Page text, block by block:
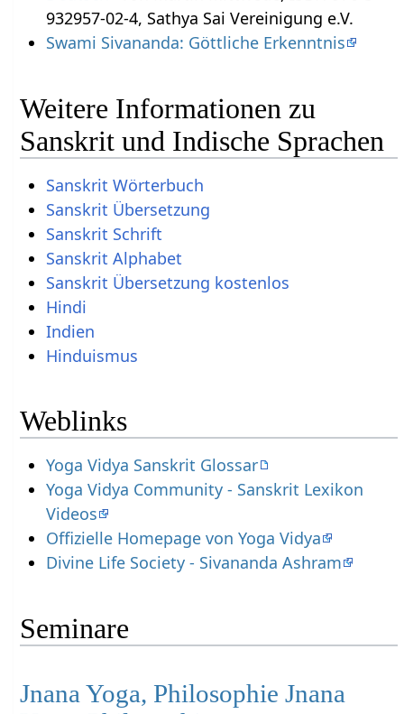
932957-02-4, Sathya Sai Vereinigung e.V.
Swami Sivananda: Göttliche Erkenntnis
Weitere Informationen zu
Sanskrit und Indische Sprachen
Sanskrit Wörterbuch
Sanskrit Übersetzung
Sanskrit Schrift
Sanskrit Alphabet
Sanskrit Übersetzung kostenlos
Hindi
Indien
Hinduismus
Weblinks
Yoga Vidya Sanskrit Glossar
Yoga Vidya Community - Sanskrit Lexikon
Videos
Offizielle Homepage von Yoga Vidya
Divine Life Society - Sivananda Ashram
Seminare
Jnana Yoga, Philosophie Jnana